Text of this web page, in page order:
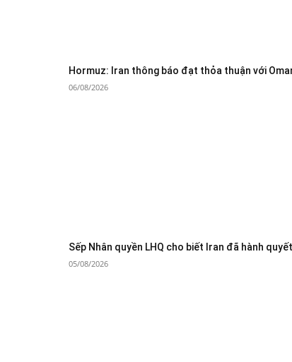
Hormuz: Iran thông báo đạt thỏa thuận với
06/08/2026
Sếp Nhân quyền LHQ cho biết Iran đã hành
05/08/2026